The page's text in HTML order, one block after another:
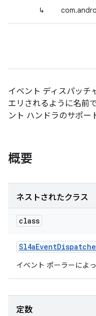
↳
イベント ディスパッチ
エリされるように名前
ント ハンドラのサポー
概要
ネストされたクラス
class
Sl4aEvent
イベント ポーラーによ
定数